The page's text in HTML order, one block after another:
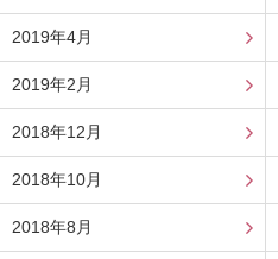
2019年4月
2019年2月
2018年12月
2018年10月
2018年8月